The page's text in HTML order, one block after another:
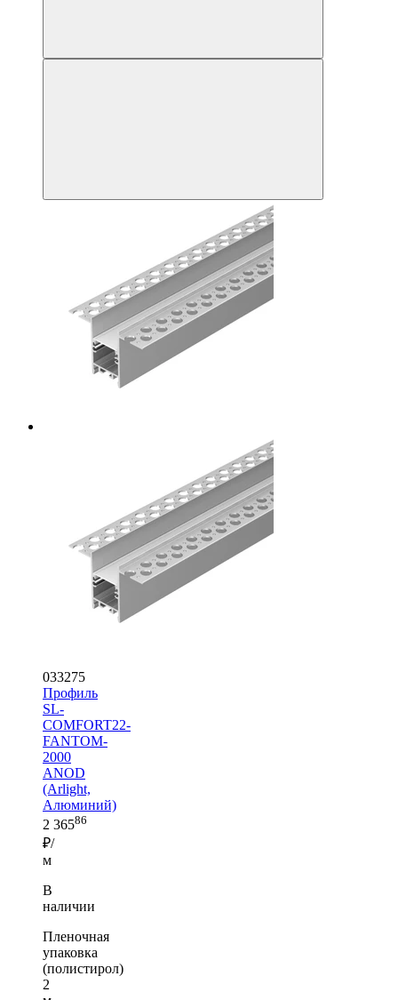
033275
Профиль
SL-
COMFORT22-
FANTOM-
2000
ANOD
(Arlight,
Алюминий)
2 36586
₽/
м
В
наличии
Пленочная
упаковка
(полистирол)
2